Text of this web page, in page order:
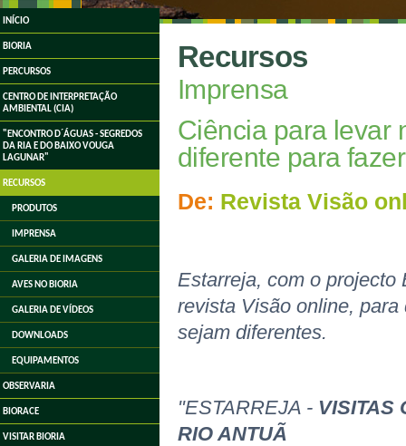
INÍCIO
BIORIA
PERCURSOS
CENTRO DE INTERPRETAÇÃO
AMBIENTAL (CIA)
"ENCONTRO D´ÁGUAS - SEGREDOS
DA RIA E DO BAIXO VOUGA
LAGUNAR"
RECURSOS
PRODUTOS
IMPRENSA
GALERIA DE IMAGENS
AVES NO BIORIA
GALERIA DE VÍDEOS
DOWNLOADS
EQUIPAMENTOS
OBSERVARIA
BIORACE
VISITAR BIORIA
Recursos
Imprensa
Ciência para levar
diferente para
De: Revista Visão
Estarreja, com o projecto
revista Visão online,
sejam diferentes.
"ESTARREJA - VISITAS
RIO ANTUÃ